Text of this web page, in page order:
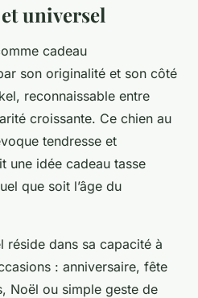
universel
cadeau
son originalité et son côté
reconnaissable entre
croissante. Ce chien au
tendresse et
une idée cadeau tasse
que soit l’âge du
réside dans sa capacité à
: anniversaire, fête
Noël ou simple geste de